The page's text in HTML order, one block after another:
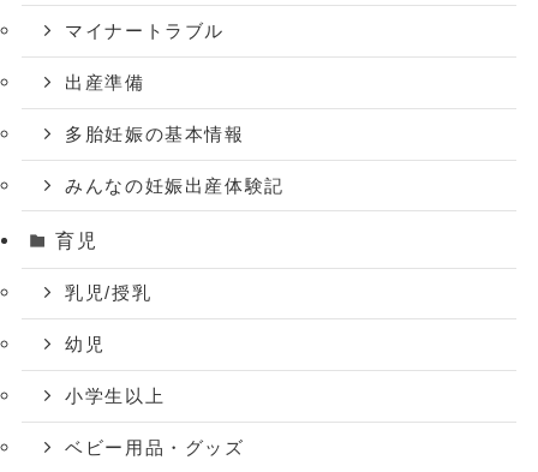
マイナートラブル
出産準備
多胎妊娠の基本情報
みんなの妊娠出産体験記
育児
乳児/授乳
幼児
小学生以上
ベビー用品・グッズ